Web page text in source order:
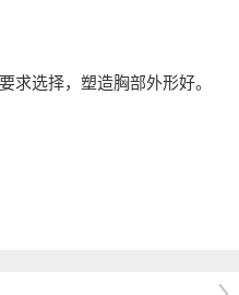
求选择，塑造胸部外形好。